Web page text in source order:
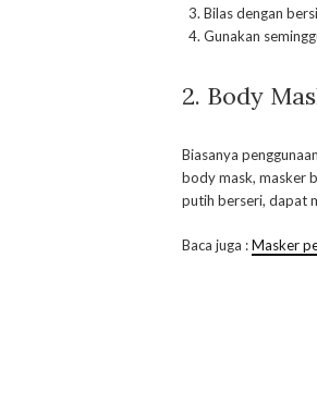
Bilas dengan
Gunakan
2. Body
Biasanya
body mask, masker
putih berseri, dapat
Baca juga :Masker